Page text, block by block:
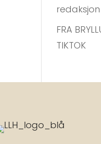
redaksjon
FRA
TIKTOK